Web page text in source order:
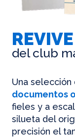
del club
Una selección
documentos
fieles y a
silueta del
precisión el